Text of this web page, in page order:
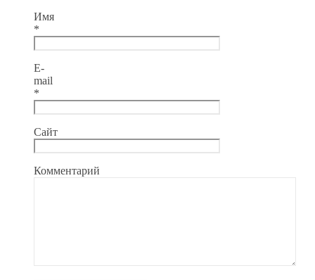
Имя
*
E-
mail
*
Сайт
Комментарий